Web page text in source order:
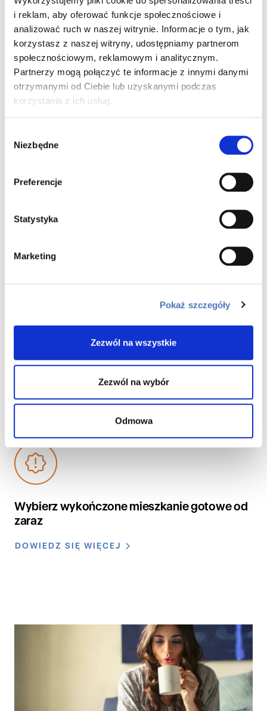
i reklam, aby oferować funkcje społecznościowe i
analizować ruch w naszej witrynie. Informacje o tym, jak
korzystasz z naszej witryny, udostępniamy partnerom
społecznościowym, reklamowym i analitycznym.
Partnerzy mogą połączyć te informacje z innymi danymi
otrzymanymi od Ciebie lub uzyskanymi podczas
korzystania z ich usług.
zgody
Niezbędne
Preferencje
Statystyka
Marketing
Pokaż szczegóły
Zezwól na wszystkie
Zezwól na wybór
Odmowa
Sprawdź nasze oferty
specjalne
Niezawodny sposób na lokatę kapitału –
Skorzystaj z nowatorskiego dwupaku inwestycyjnego, aby
DOWIEDZ SIĘ WIĘCEJ
Zadbaj o swój czas – kup mieszkanie z opcją
wykończenia pod klucz
Skorzystaj z rozwiązania idealnego dla osób, ceniących
wysoką jakość oraz swój czas.
DOWIEDZ SIĘ WIĘCEJ
Wybierz wykończone mieszkanie gotowe od
zaraz
DOWIEDZ SIĘ WIĘCEJ